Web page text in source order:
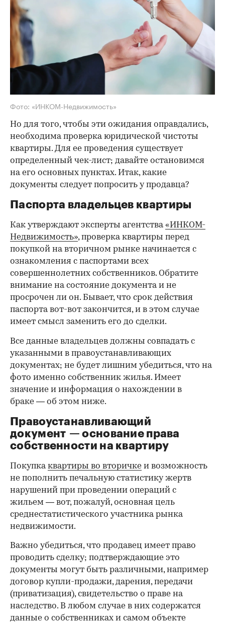
Фото: «ИНКОМ-Недвижимость»
Но для того, чтобы эти ожидания оправдались,
необходима проверка юридической чистоты
квартиры. Для ее проведения существует
определенный чек-лист; давайте остановимся
на его основных пунктах. Итак, какие
документы следует попросить у продавца?
Паспорта владельцев квартиры
Как утверждают эксперты агентства«ИНКОМ-
Недвижимость», проверка квартиры перед
покупкой на вторичном рынке начинается с
ознакомления с паспортами всех
совершеннолетних собственников. Обратите
внимание на состояние документа и не
просрочен ли он. Бывает, что срок действия
паспорта вот-вот закончится, и в этом случае
имеет смысл заменить его до сделки.
00:00 / 00:00
Все данные владельцев должны совпадать с
указанными в правоустанавливающих
документах; не будет лишним убедиться, что на
фото именно собственник жилья. Имеет
значение и информация о нахождении в
браке — об этом ниже.
Правоустанавливающий
документ — основание права
собственности на квартиру
Покупкаквартиры во вторичке и возможность
не пополнить печальную статистику жертв
нарушений при проведении операций с
жильем — вот, пожалуй, основная цель
среднестатистического участника рынка
недвижимости.
Важно убедиться, что продавец имеет право
проводить сделку; подтверждающие это
документы могут быть различными, например
договор купли-продажи, дарения, передачи
(приватизация), свидетельство о праве на
наследство. В любом случае в них содержатся
данные о собственниках и самом объекте